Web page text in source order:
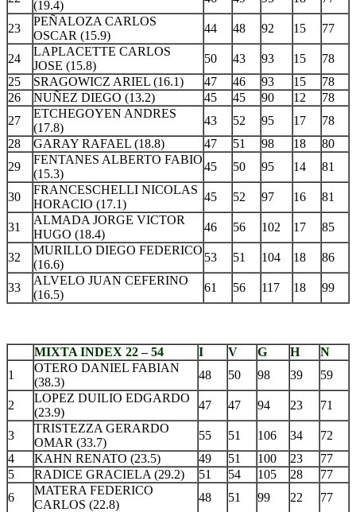
(19.4)
23
PEÑALOZA CARLOS
OSCAR (15.9)
44 48 92 15 77
24
LAPLACETTE CARLOS
JOSE (15.8)
50 43 93 15
78
25
SRAGOWICZ ARIEL (16.1) 47 46 93 15
78
26
NUÑEZ DIEGO (13.2) 45 45 90 12
78
27
ETCHEGOYEN ANDRES
(17.8)
43 52 95 17
78
28
GARAY RAFAEL (18.8) 47 51 98 18
80
29
FENTANES ALBERTO FABIO
(15.3)
45 50 95 14 81
30
FRANCESCHELLI NICOLAS
HORACIO (17.1)
45 52 97 16 81
31
ALMADA JORGE VICTOR
HUGO (18.4)
46 56 102 17 85
32
MURILLO DIEGO FEDERICO
(16.6)
53 51 104 18 86
33
ALVELO JUAN CEFERINO
(16.5)
61 56 117 18 99
MIXTA INDEX 22 – 54 I V G H
N
1
OTERO DANIEL FABIAN
(38.3)
48 50 98 39 59
2
LOPEZ DUILIO EDGARDO
(23.9)
47 47 94 23 71
3
TRISTEZZA GERARDO
OMAR (33.7)
55 51 106 34
72
4
KAHN RENATO (23.5) 49 51 100 23
77
5
RADICE GRACIELA (29.2) 51 54 105 28
77
6
MATERA FEDERICO
CARLOS (22.8)
48 51 99 22 77